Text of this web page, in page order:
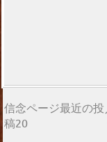
信念ページ最近の投
稿20